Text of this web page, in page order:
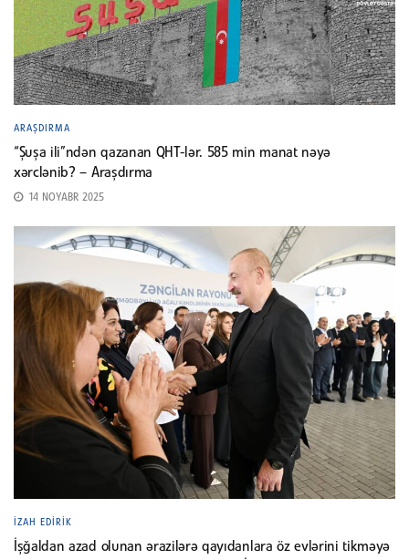
ARAŞDIRMA
“Şuşa ili”ndən qazanan QHT-lər. 585 min manat nəyə
xərclənib? – Araşdırma
14 NOYABR 2025
İZAH EDIRIK
İşğaldan azad olunan ərazilərə qayıdanlara öz evlərini tikməyə